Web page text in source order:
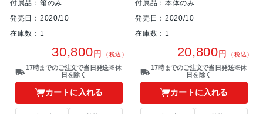
付属品：箱のみ
発売日：2020/10
在庫数：1
30,800円 （税込）
17時までのご注文で当日発送※休
日を除く
カートに入れる
付属品：本体のみ
発売日：2020/10
在庫数：1
20,800円 （税込）
17時までのご注文で当日発送※休
日を除く
カートに入れる